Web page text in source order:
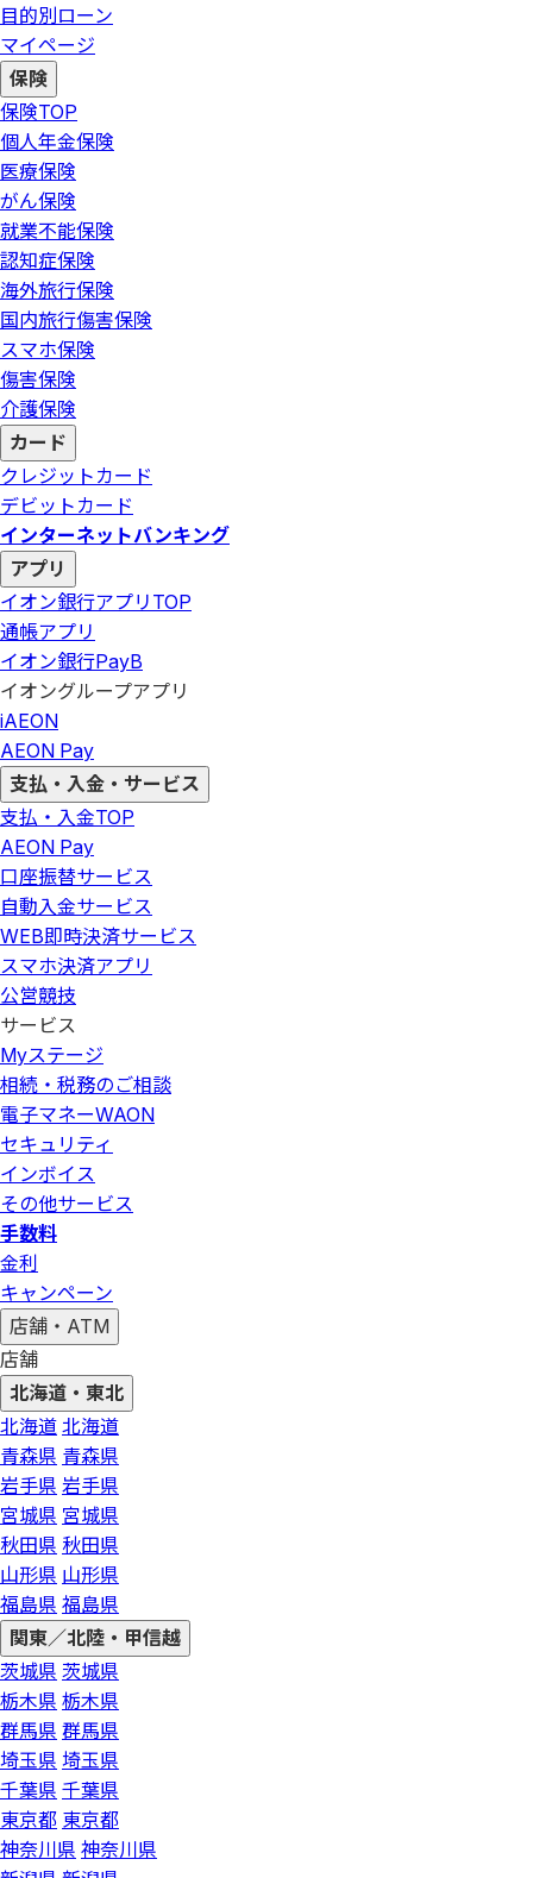
目的別ローン
マイページ
保険
保険TOP
個人年金保険
医療保険
がん保険
就業不能保険
認知症保険
海外旅行保険
国内旅行傷害保険
スマホ保険
傷害保険
介護保険
カード
クレジットカード
デビットカード
インターネットバンキング
アプリ
イオン銀行アプリ TOP
通帳アプリ
イオン銀行PayB
イオングループアプリ
iAEON
AEON Pay
支払・入金・サービス
支払・入金TOP
AEON Pay
口座振替サービス
自動入金サービス
WEB即時決済サービス
スマホ決済アプリ
公営競技
サービス
Myステージ
相続・税務のご相談
電子マネーWAON
セキュリティ
インボイス
その他サービス
手数料
金利
キャンペーン
店舗・ATM
店舗
北海道・東北
北海道 北海道
青森県 青森県
岩手県 岩手県
宮城県 宮城県
秋田県 秋田県
山形県 山形県
福島県 福島県
関東／北陸・甲信越
茨城県 茨城県
栃木県 栃木県
群馬県 群馬県
埼玉県 埼玉県
千葉県 千葉県
東京都 東京都
神奈川県 神奈川県